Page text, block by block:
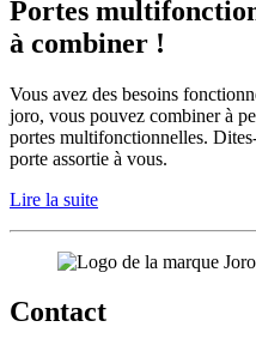
Portes
à combiner !
Vous avez des besoins
joro, vous pouvez combiner à
portes multifonctionnelles.
porte assortie à vous.
Lire la suite
Contact